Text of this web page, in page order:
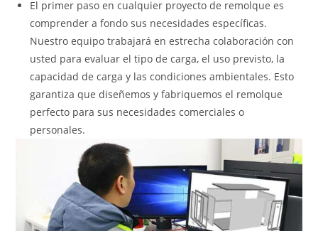
El primer paso en cualquier proyecto de remolque es
comprender a fondo sus necesidades específicas.
Nuestro equipo trabajará en estrecha colaboración con
usted para evaluar el tipo de carga, el uso previsto, la
capacidad de carga y las condiciones ambientales. Esto
garantiza que diseñemos y fabriquemos el remolque
perfecto para sus necesidades comerciales o
personales.